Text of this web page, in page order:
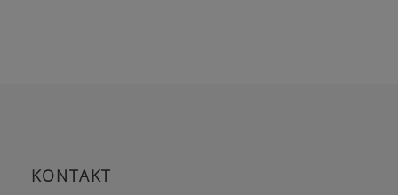
KONTAKT